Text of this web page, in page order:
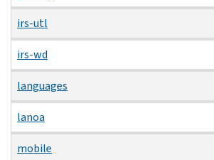
irs-utl
irs-wd
languages
lanoa
mobile